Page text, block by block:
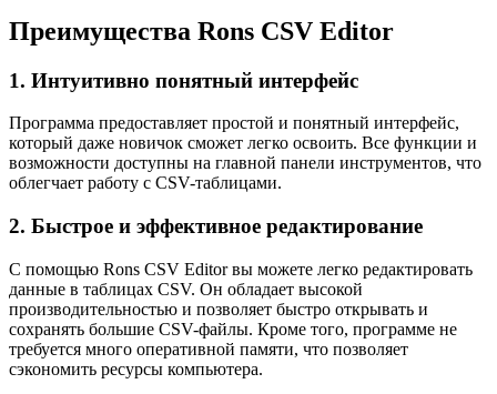
Преимущества Rons CSV Editor
1. Интуитивно понятный интерфейс
Программа предоставляет простой и понятный интерфейс,
который даже новичок сможет легко освоить. Все функции и
возможности доступны на главной панели инструментов, что
облегчает работу с CSV-таблицами.
2. Быстрое и эффективное редактирование
С помощью Rons CSV Editor вы можете легко редактировать
данные в таблицах CSV. Он обладает высокой
производительностью и позволяет быстро открывать и
сохранять большие CSV-файлы. Кроме того, программе не
требуется много оперативной памяти, что позволяет
сэкономить ресурсы компьютера.